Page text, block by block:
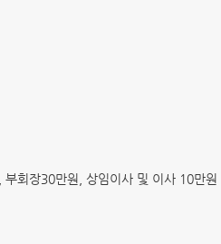
회장30만원, 상임이사 및 이사 10만원